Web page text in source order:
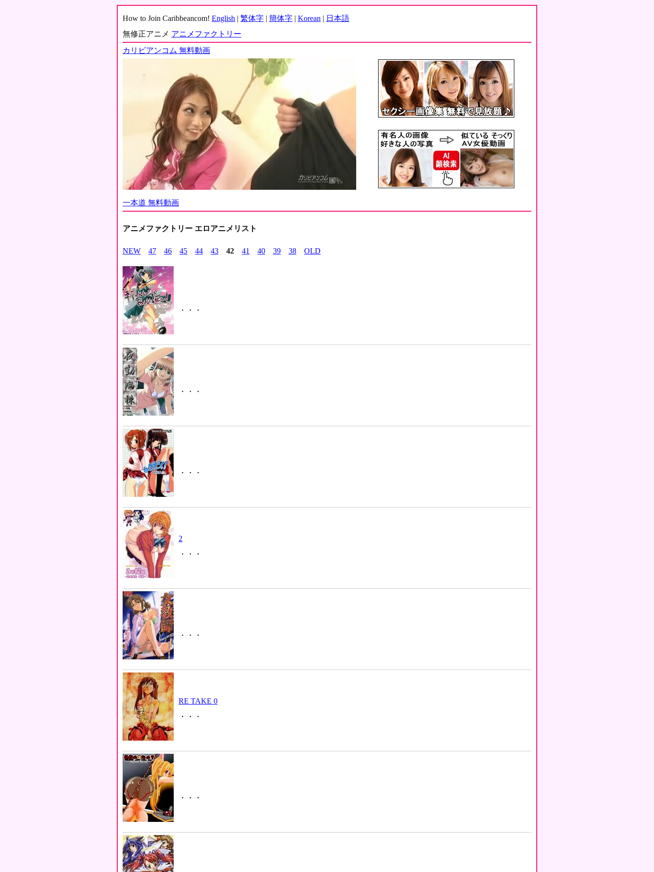
How to Join Caribbeancom! English | 繁体字 | 簡体字 | Korean | 日本語
無修正アニメ アニメファクトリー
カリビアンコム 無料動画
一本道 無料動画
アニメファクトリー エロアニメリスト
NEW 47 46 45 44 43 42 41 40 39 38 OLD
・・・
・・・
・・・
2
・・・
・・・
RE TAKE 0
・・・
・・・